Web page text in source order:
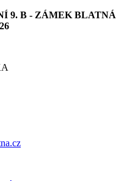
9. B - ZÁMEK BLATNÁ